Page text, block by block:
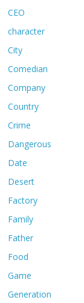
CEO
character
City
Comedian
Company
Country
Crime
Dangerous
Date
Desert
Factory
Family
Father
Food
Game
Generation